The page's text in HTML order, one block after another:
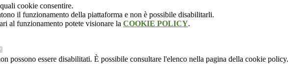
cookie consentire.
il funzionamento della piattaforma e non è possibile disabilitarli.
al funzionamento potete visionare la COOKIE POLICY.
possono essere disabilitati. È possibile consultare l'elenco nella pagina della cookie policy.